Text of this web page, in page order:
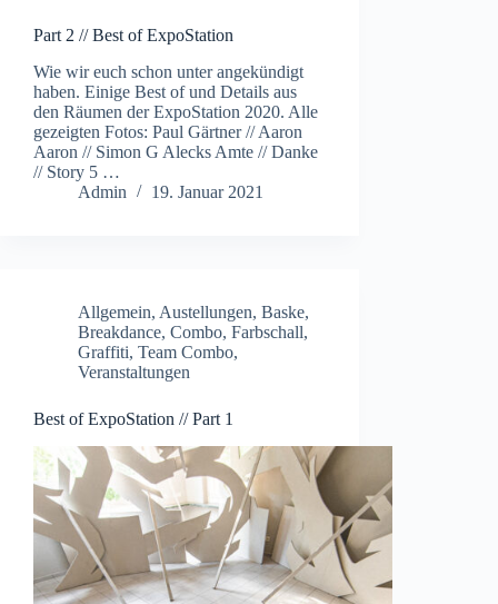
Part 2 // Best of ExpoStation
Wie wir euch schon unter angekündigt
haben. Einige Best of und Details aus
den Räumen der ExpoStation 2020. Alle
gezeigten Fotos: Paul Gärtner // Aaron
Aaron // Simon G Alecks Amte // Danke
// Story 5 …
Admin
19. Januar 2021
Allgemein, Austellungen, Baske,
Breakdance, Combo, Farbschall,
Graffiti, Team Combo,
Veranstaltungen
Best of ExpoStation // Part 1